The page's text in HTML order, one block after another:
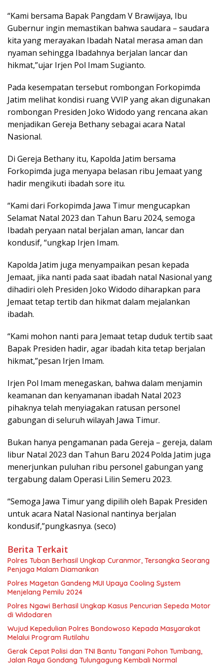
“Kami bersama Bapak Pangdam V Brawijaya, Ibu
Gubernur ingin memastikan bahwa saudara – saudara
kita yang merayakan Ibadah Natal merasa aman dan
nyaman sehingga Ibadahnya berjalan lancar dan
hikmat,”ujar Irjen Pol Imam Sugianto.
Pada kesempatan tersebut rombongan Forkopimda
Jatim melihat kondisi ruang VVIP yang akan digunakan
rombongan Presiden Joko Widodo yang rencana akan
menjadikan Gereja Bethany sebagai acara Natal
Nasional.
Di Gereja Bethany itu, Kapolda Jatim bersama
Forkopimda juga menyapa belasan ribu Jemaat yang
hadir mengikuti ibadah sore itu.
“Kami dari Forkopimda Jawa Timur mengucapkan
Selamat Natal 2023 dan Tahun Baru 2024, semoga
Ibadah peryaan natal berjalan aman, lancar dan
kondusif, “ungkap Irjen Imam.
Kapolda Jatim juga menyampaikan pesan kepada
Jemaat, jika nanti pada saat ibadah natal Nasional yang
dihadiri oleh Presiden Joko Widodo diharapkan para
Jemaat tetap tertib dan hikmat dalam mejalankan
ibadah.
“Kami mohon nanti para Jemaat tetap duduk tertib saat
Bapak Presiden hadir, agar ibadah kita tetap berjalan
hikmat,”pesan Irjen Imam.
Irjen Pol Imam menegaskan, bahwa dalam menjamin
keamanan dan kenyamanan ibadah Natal 2023
pihaknya telah menyiagakan ratusan personel
gabungan di seluruh wilayah Jawa Timur.
Bukan hanya pengamanan pada Gereja – gereja, dalam
libur Natal 2023 dan Tahun Baru 2024 Polda Jatim juga
menerjunkan puluhan ribu personel gabungan yang
tergabung dalam Operasi Lilin Semeru 2023.
“Semoga Jawa Timur yang dipilih oleh Bapak Presiden
untuk acara Natal Nasional nantinya berjalan
kondusif,”pungkasnya. (seco)
Berita Terkait
Polres Tuban Berhasil Ungkap Curanmor, Tersangka Seorang
Penjaga Malam Diamankan
Polres Magetan Gandeng MUI Upaya Cooling System
Menjelang Pemilu 2024
Polres Ngawi Berhasil Ungkap Kasus Pencurian Sepeda Motor
di Widodaren
Wujud Kepedulian Polres Bondowoso Kepada Masyarakat
Melalui Program Rutilahu
Gerak Cepat Polisi dan TNI Bantu Tangani Pohon Tumbang,
Jalan Raya Gondang Tulungagung Kembali Normal